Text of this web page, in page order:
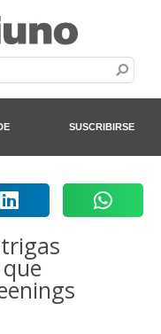
SUSCRIBIRSE